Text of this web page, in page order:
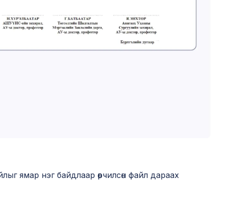
ямар нэг байдлаар өөрчилсөн файл дараах